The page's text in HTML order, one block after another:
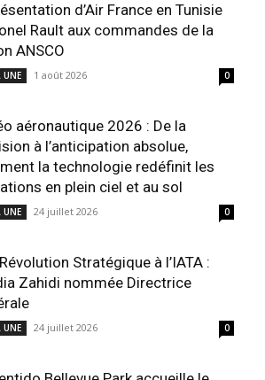
d’Air France en Tunisie
Rault aux commandes de la
ANSCO
UNE 1 août 2026 0
aéronautique 2026 : De la
à l’anticipation absolue,
la technologie redéfinit les
en plein ciel et au sol
UNE 24 juillet 2026 0
Stratégique à l’IATA :
Zahidi nommée Directrice
UNE 24 juillet 2026 0